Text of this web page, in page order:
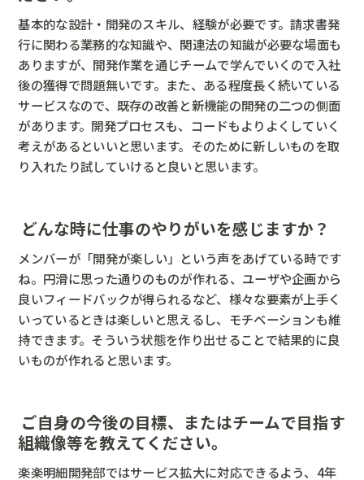
基本的な設計・開発のスキル、経験が必要です。請求書発
行に関わる業務的な知識や、関連法の知識が必要な場面も
ありますが、開発作業を通じチームで学んでいくので入社
後の獲得で問題無いです。また、ある程度長く続いている
サービスなので、既存の改善と新機能の開発の二つの側面
があります。開発プロセスも、コードもよりよくしていく
考えがあるといいと思います。そのために新しいものを取
り入れたり試していけると良いと思います。
― どんな時に仕事のやりがいを感じますか？
メンバーが「開発が楽しい」という声をあげている時です
ね。円滑に思った通りのものが作れる、ユーザや企画から
良いフィードバックが得られるなど、様々な要素が上手く
いっているときは楽しいと思えるし、モチベーションも維
持できます。そういう状態を作り出せることで結果的に良
いものが作れると思います。
― ご自身の今後の目標、またはチームで目指す
組織像等を教えてください。
楽楽明細開発部ではサービス拡大に対応できるよう、4年